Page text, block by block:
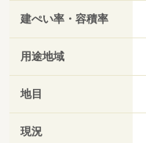
建ぺい率・容積率
用途地域
地目
現況